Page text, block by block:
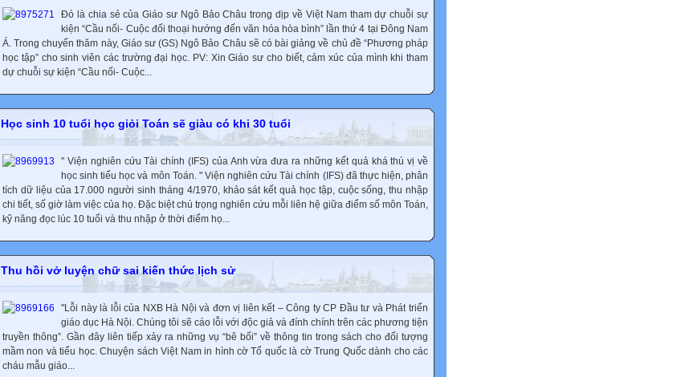
Đó là chia sẻ của Giáo sư Ngô Bảo Châu trong dịp về Việt Nam tham dự chuỗi sự
kiện “Cầu nối- Cuộc đối thoại hướng đến văn hóa hòa bình” lần thứ 4 tại Đông Nam
Á. Trong chuyến thăm này, Giáo sư (GS) Ngô Bảo Châu sẽ có bài giảng về chủ đề “Phương pháp
học tập” cho sinh viên các trường đại học. PV: Xin Giáo sư cho biết, cảm xúc của mình khi tham
dự chuỗi sự kiện “Cầu nối- Cuộc...
Học sinh 10 tuổi học giỏi Toán sẽ giàu có khi 30 tuổi
" Viện nghiên cứu Tài chính (IFS) của Anh vừa đưa ra những kết quả khá thú vị về
học sinh tiểu học và môn Toán. " Viện nghiên cứu Tài chính (IFS) đã thực hiện, phân
tích dữ liệu của 17.000 người sinh tháng 4/1970, khảo sát kết quả học tập, cuộc sống, thu nhập
chi tiết, số giờ làm việc của họ. Đặc biệt chú trọng nghiên cứu mỗi liên hệ giữa điểm số môn Toán,
kỹ năng đọc lúc 10 tuổi và thu nhập ở thời điểm họ...
Thu hồi vở luyện chữ sai kiến thức lịch sử
"Lỗi này là lỗi của NXB Hà Nội và đơn vị liên kết – Công ty CP Đầu tư và Phát triển
giáo dục Hà Nội. Chúng tôi sẽ cáo lỗi với độc giả và đính chính trên các phương tiện
truyền thông”. Gần đây liên tiếp xảy ra những vụ “bê bối” về thông tin trong sách cho đối tượng
mầm non và tiểu học. Chuyện sách Việt Nam in hình cờ Tổ quốc là cờ Trung Quốc dành cho các
cháu mẫu giáo...